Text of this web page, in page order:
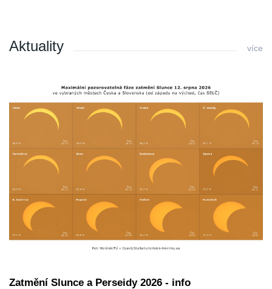
Aktuality více
Zatmění Slunce a Perseidy 2026 - info